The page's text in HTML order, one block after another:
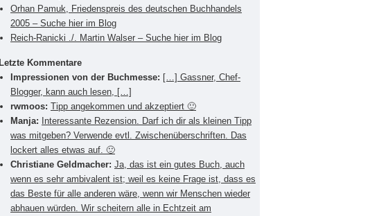
Orhan Pamuk, Friedenspreis des deutschen Buchhandels
2005 – Suche hier im Blog
Reich-Ranicki ./. Martin Walser – Suche hier im Blog
Letzte Kommentare
Impressionen von der Buchmesse: […] Gassner, Chef-
Blogger, kann auch lesen, […]
rwmoos: Tipp angekommen und akzeptiert 🙂
Manja:
Interessante Rezension. Darf ich dir als kleinen Tipp
was mitgeben? Verwende evtl. Zwischenüberschriften. Das
lockert alles etwas auf. 🙂
Christiane Geldmacher: Ja, das ist ein gutes Buch, auch
wenn es sehr ambivalent ist; weil es keine Frage ist, dass es
das Beste für alle anderen wäre, wenn wir Menschen wieder
abhauen würden. Wir scheitern alle in Echtzeit am